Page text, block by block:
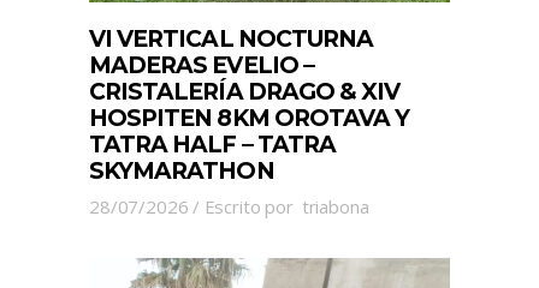
VI VERTICAL NOCTURNA
MADERAS EVELIO –
CRISTALERÍA DRAGO & XIV
HOSPITEN 8KM OROTAVA Y
TATRA HALF – TATRA
SKYMARATHON
28/07/2026 Escrito por triabona